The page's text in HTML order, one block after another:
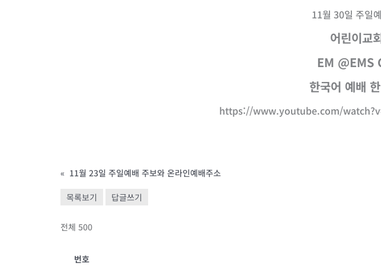
11월 30일 주일
어린이교
EM
한국어 예배
https://www.youtube.com/
« 11월 23일 주일예배 주보와 온라인예배주소
목록보기 답글쓰기
전체 500
번호